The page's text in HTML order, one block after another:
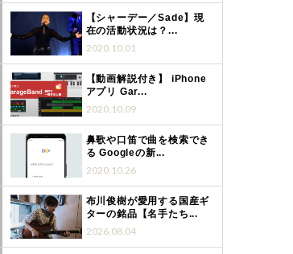
【シャーデー／Sade】現
在の活動状況は？...
2020.10.01
【動画解説付き】 iPhone
アプリ Gar...
2020.10.09
鼻歌や口笛で曲を検索でき
る Googleの新...
2020.10.26
布川俊樹が愛用する国産ギ
ターの銘品【名手たち...
2026.08.04